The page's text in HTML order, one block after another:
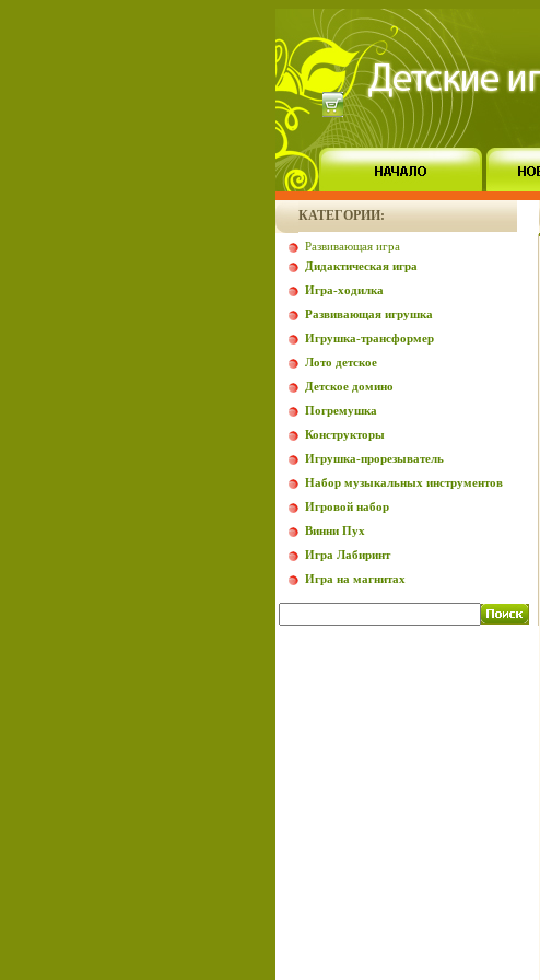
КАТЕГОРИИ:
Развивающая игра
Дидактическая игра
Игра-ходилка
Развивающая игрушка
Игрушка-трансформер
Лото детское
Детское домино
Погремушка
Конструкторы
Игрушка-прорезыватель
Набор музыкальных инструментов
Игровой набор
Винни Пух
Игра Лабиринт
Игра на магнитах